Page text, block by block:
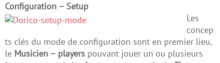
Configuration – Setup
Les
concep
ts clés du mode de configuration sont en premier lieu,
le Musicien – players pouvant jouer un ou plusieurs